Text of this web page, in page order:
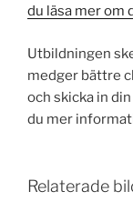
du läsa mer om
Utbildningen
medger bättre
och skicka in din
du mer
Relaterade